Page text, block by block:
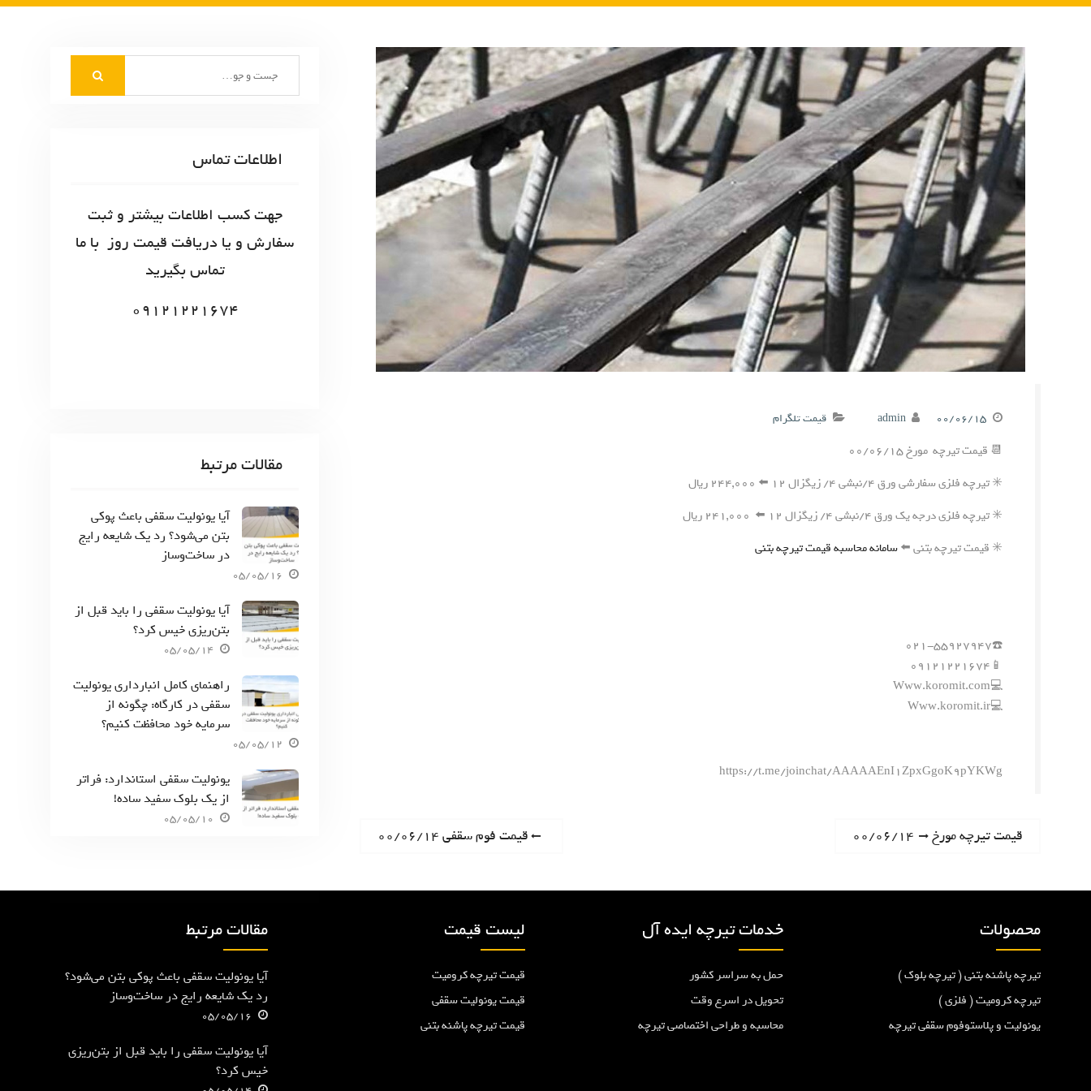
۰۰/۰۶/۱۵ admin قیمت تلگرام
📆 قیمت تیرچه مورخ ۰۰/۰۶/۱۵
✳️ تیرچه فلزی سفارشی ورق ۴/نبشی ۴/ زیگزال ۱۲ ⬅️ ۲۴۴,۰۰۰ ریال
✳️ تیرچه فلزی درجه یک ورق ۴/نبشی ۴/ زیگزال ۱۲ ⬅️ ۲۴۱,۰۰۰ ریال
✳️ قیمت تیرچه بتنی ⬅️سامانه محاسبه قیمت تیرچه بتنی
☎️۰۲۱-۵۵۹۲۷۹۴۷
📱۰۹۱۲۱۲۲۱۶۷۴
💻Www.koromit.com
💻Www.koromit.ir
https://t.me/joinchat/AAAAAEnI1ZpxGgoK9pYKWg
ه
ب
ر
P
v
o
u
s
p
o
قیمت فوم سقفی ۰۰/۰۶/۱۴
N
t
o
s
t
:
قیمت تیرچه مورخ ۰۰/۰۶/۱۴
اطلاعات تماس
جهت کسب اطلاعات بیشتر و ثبت
سفارش و یا دریافت قیمت روز با ما
تماس بگیرید
09121221674
مقالات مرتبط
آیا یونولیت سقفی باعث پوکی
بتن می‌شود؟ رد یک شایعه رایج
در ساخت‌وساز
05/05/16
آیا یونولیت سقفی را باید قبل از
بتن‌ریزی خیس کرد؟
05/05/14
راهنمای کامل انبارداری یونولیت
سقفی در کارگاه: چگونه از
سرمایه خود محافظت کنیم؟
05/05/12
یونولیت سقفی استاندارد: فراتر
از یک بلوک سفید ساده!
05/05/10
مقالات مرتبط
آیا یونولیت سقفی باعث پوکی بتن می‌شود؟
رد یک شایعه رایج در ساخت‌وساز
05/05/16
آیا یونولیت سقفی را باید قبل از بتن‌ریزی
خیس کرد؟
لیست قیمت
قیمت تیرچه کرومیت
قیمت یونولیت سقفی
قیمت تیرچه پاشنه بتنی
خدمات تیرچه ایده آل
حمل به سراسر کشور
تحویل در اسرع وقت
محاسبه و طراحی اختصاصی تیرچه
محصولات
تیرچه پاشنه بتنی ( تیرچه بلوک )
تیرچه کرومیت ( فلزی )
یونولیت و پلاستوفوم سقفی تیرچه